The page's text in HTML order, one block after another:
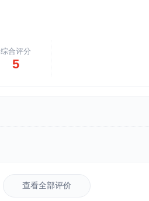
综合评分
5
查看全部评价